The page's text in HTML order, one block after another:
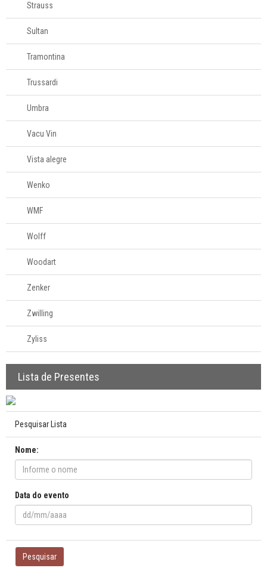
Strauss
Sultan
Tramontina
Trussardi
Umbra
Vacu Vin
Vista alegre
Wenko
WMF
Wolff
Woodart
Zenker
Zwilling
Zyliss
Lista de Presentes
Pesquisar Lista
Nome:
Data do evento
Pesquisar